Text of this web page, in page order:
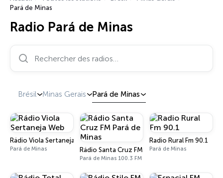
Pará de Minas
Radio Pará de Minas
Brésil Minas Gerais Pará de Minas
Rádio Viola Sertaneja Web
Pará de Minas Rádio Santa Cruz FM Pará de Minas
Pará de Minas 100.3 FM
Radio Rural Fm 90.1
Pará de Minas